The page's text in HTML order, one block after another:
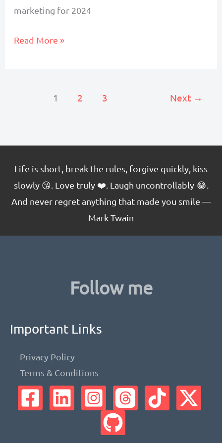
marketing for 2024
Google
Read More »
1 2 3 Next →
Life is short, break the rules, forgive quickly, kiss
slowly 😘. Love truly ❤️. Laugh uncontrollably 😂.
And never regret anything that made you smile —
Mark Twain
Follow me
Important Links
Privacy Policy
Terms & Conditions